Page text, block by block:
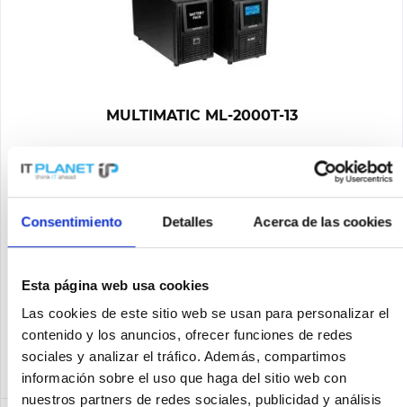
Consentimiento Detalles Acerca de las cookies
Esta página web usa cookies
Las cookies de este sitio web se usan para personalizar el
contenido y los anuncios, ofrecer funciones de redes
sociales y analizar el tráfico. Además, compartimos
información sobre el uso que haga del sitio web con
nuestros partners de redes sociales, publicidad y análisis
MULTIMATIC ML-2000T-13
Contenido
1.234,03 €
Recordar
IN DEN WARENKORB